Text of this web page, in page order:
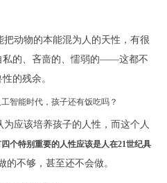
把动物的本能混为人的天性，有很
私的、吝啬的、懦弱的——这都不
的残余。
应该培养孩子的人性，而这个人
个特别重要的人性应该是人在21世纪具
的不够，甚至还不会做。